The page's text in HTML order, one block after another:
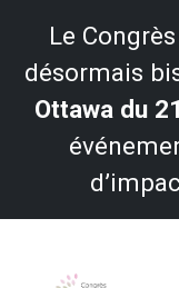
Le
désormais
Ottawa du